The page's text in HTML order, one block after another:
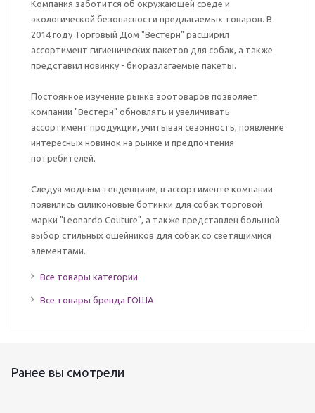
Компания заботится об окружающей среде и
экологической безопасности предлагаемых товаров. В
2014 году Торговый Дом "Вестерн" расширил
ассортимент гигиенических пакетов для собак, а также
представил новинку - биоразлагаемые пакеты.
Постоянное изучение рынка зоотоваров позволяет
компании "Вестерн" обновлять и увеличивать
ассортимент продукции, учитывая сезонность, появление
интересных новинок на рынке и предпочтения
потребителей.
Следуя модным тенденциям, в ассортименте компании
появились силиконовые ботинки для собак торговой
марки "Leonardo Couture", а также представлен большой
выбор стильных ошейников для собак со светящимися
элементами.
Все товары категории
Все товары бренда ГОША
Ранее вы смотрели